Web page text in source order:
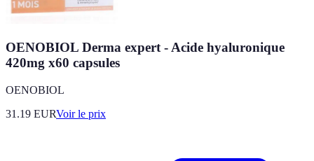
OENOBIOL Derma expert - Acide hyaluronique
420mg x60 capsules
OENOBIOL
31.19 EURVoir le prix